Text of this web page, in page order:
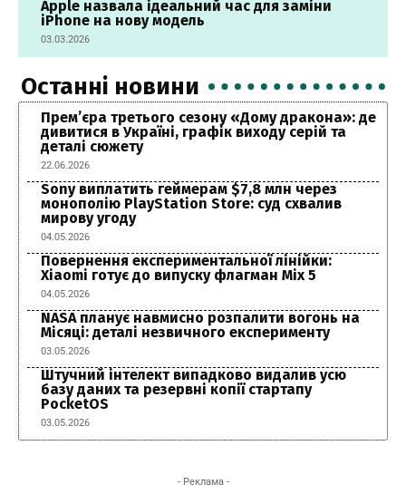
Apple назвала ідеальний час для заміни
iPhone на нову модель
03.03.2026
Останні новини
Прем’єра третього сезону «Дому дракона»: де
дивитися в Україні, графік виходу серій та
деталі сюжету
22.06.2026
Sony виплатить геймерам $7,8 млн через
монополію PlayStation Store: суд схвалив
мирову угоду
04.05.2026
Повернення експериментальної лінійки:
Xiaomi готує до випуску флагман Mix 5
04.05.2026
NASA планує навмисно розпалити вогонь на
Місяці: деталі незвичного експерименту
03.05.2026
Штучний інтелект випадково видалив усю
базу даних та резервні копії стартапу
PocketOS
03.05.2026
- Реклама -